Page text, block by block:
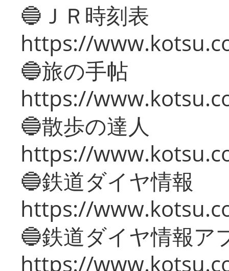
🔵ＪＲ時刻表
https://
🔵旅の手帖
https://
🔵散歩の達人
https://
🔵鉄道ダイヤ情報
https://
🔵鉄道ダイヤ情報ア
https://